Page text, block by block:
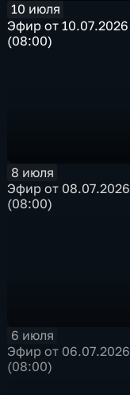
10 июля
Эфир от 10.07.2026
(08:00)
8 июля
Эфир от 08.07.2026
(08:00)
6 июля
Эфир от 06.07.2026
(08:00)